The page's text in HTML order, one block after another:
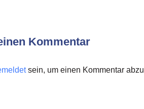
Kommentar
sein, um einen Kommentar